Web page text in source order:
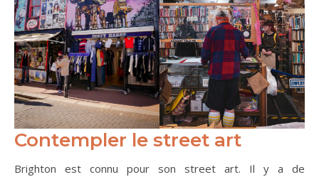
Contempler le street art
Brighton est connu pour son street art. Il y a de